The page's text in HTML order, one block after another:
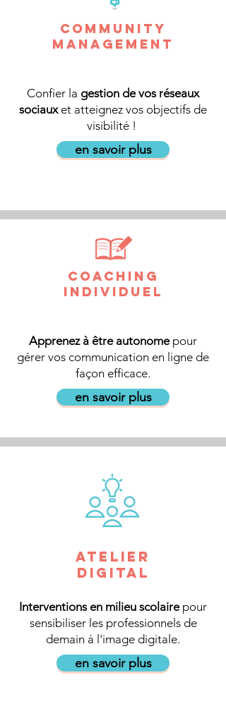
community
management
Confier la gestion de vos réseaux
sociauxet atteignez vos objectifs de
visibilité !
en savoir plus
coaching
individuel
Apprenez à être autonomepour
gérer vos communication en ligne de
façon efficace.
en savoir plus
atelier
digital
Interventions en milieu scolairepour
sensibiliser les professionnels de
demain à l'image digitale.
en savoir plus